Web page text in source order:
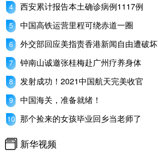
西安累计报告本土确诊病例1117例
中国高铁运营里程可绕赤道一圈
外交部回应美指责香港新闻自由遭破坏
钟南山诚邀张桂梅赴广州疗养身体
发射成功！2021中国航天完美收官
中国海关，准备就绪！
那个捡来的女孩毕业回乡当老师了
新华视频